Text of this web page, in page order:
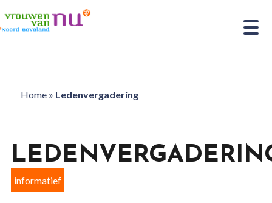
Home» Ledenvergadering
informatief